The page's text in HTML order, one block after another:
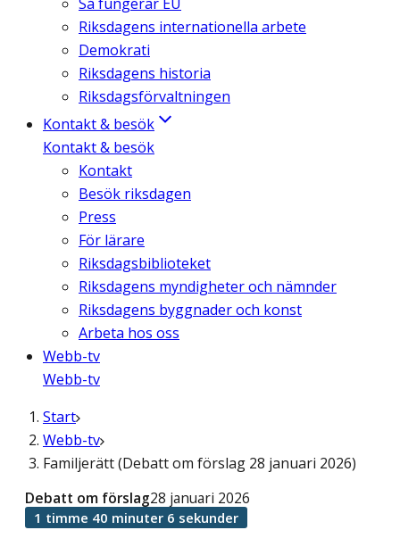
Riksdagens internationella arbete
Demokrati
Riksdagens historia
Riksdagsförvaltningen
Kontakt & besök
Kontakt & besök
Kontakt
Besök riksdagen
Press
För lärare
Riksdagsbiblioteket
Riksdagens myndigheter och nämnder
Riksdagens byggnader och konst
Arbeta hos oss
Webb-tv
Webb-tv
Start
Webb-tv
Familjerätt (Debatt om förslag 28 januari 2026)
Debatt om förslag28 januari 2026
1 timme 40 minuter 6 sekunder